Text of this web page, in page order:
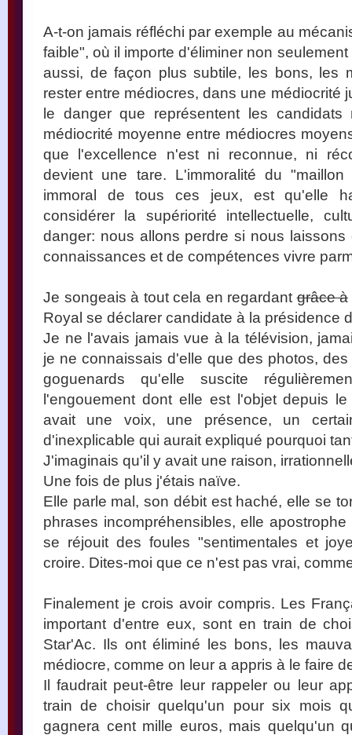
A-t-on jamais réfléchi par exemple au
faible", où il importe d'éliminer non
aussi, de façon plus subtile, les bons, les
rester entre médiocres, dans une médiocrité
le danger que représentent les
médiocrité moyenne entre médiocres
que l'excellence n'est ni reconnue, ni
devient une tare. L'immoralité du
immoral de tous ces jeux, est qu'elle
considérer la supériorité intellectuelle,
danger: nous allons perdre si nous
connaissances et de compétences vivre
Je songeais à tout cela en regardantgrâce à
Royal se déclarer candidate à la présidence
Je ne l'avais jamais vue à la télévision,
je ne connaissais d'elle que des photos,
goguenards qu'elle suscite
l'engouement dont elle est l'objet depuis
avait une voix, une présence, un
d'inexplicable qui aurait expliqué pourquoi
J'imaginais qu'il y avait une raison,
Une fois de plus j'étais naïve.
Elle parle mal, son débit est haché, elle se
phrases incompréhensibles, elle
se réjouit des foules "sentimentales et
croire. Dites-moi que ce n'est pas vrai,
Finalement je crois avoir compris. Les
important d'entre eux, sont en train de
Star'Ac. Ils ont éliminé les bons, les
médiocre, comme on leur a appris à le faire
Il faudrait peut-être leur rappeler ou leur
train de choisir quelqu'un pour six mois
gagnera cent mille euros, mais quelqu'un